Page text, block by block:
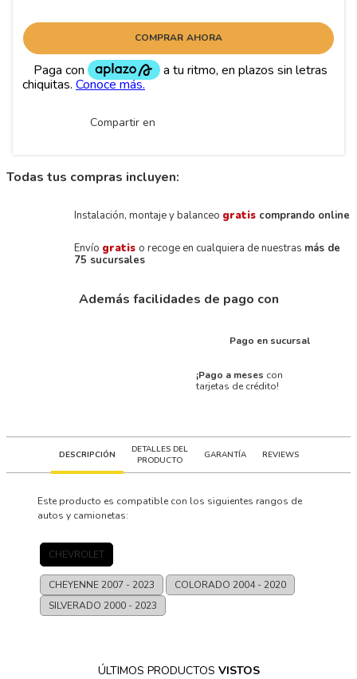
COMPRAR AHORA
Compartir en
Todas tus compras incluyen:
Instalación, montaje y balanceo gratis comprando online
Envío gratis o recoge en cualquiera de nuestras más de
75 sucursales
Además facilidades de pago con
Pago en sucursal
¡Pago a meses con
tarjetas de crédito!
DESCRIPCIÓN
DETALLES DEL
PRODUCTO
GARANTÍA REVIEWS
Este producto es compatible con los siguientes rangos de
autos y camionetas:
CHEVROLET
CHEYENNE 2007 - 2023 COLORADO 2004 - 2020
SILVERADO 2000 - 2023
ÚLTIMOS PRODUCTOS VISTOS